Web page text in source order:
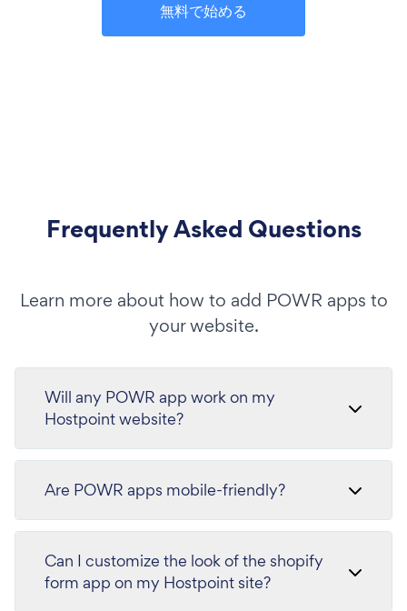
無料で始める
Frequently Asked Questions
Learn more about how to add POWR apps to
your website.
Will any POWR app work on my
Hostpoint website?
Are POWR apps mobile-friendly?
Can I customize the look of the shopify
form app on my Hostpoint site?